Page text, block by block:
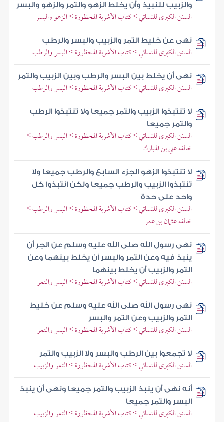
والزبيب للنبيذ وأن يخلط الزهو والتمر والزهو والبسر
السنن الكبرى للنسائي > كتاب الأشربة المحظورة > الزهو والبسر
نهى عن خليط التمر والزبيب والبسر والرطب
السنن الكبرى للنسائي > كتاب الأشربة المحظورة > البسر والرطب
نهى أن يخلط بين البسر والرطب وبين الزبيب والتمر
السنن الكبرى للنسائي > كتاب الأشربة المحظورة > البسر والرطب
لا تنتبذوا الزبيب والتمر جميعا ولا تنتبذوا الرطب
والتمر جميعا
السنن الكبرى للنسائي > كتاب الأشربة المحظورة > البسر والرطب >
خالفه علي بن المبارك
لا تنتبذوا الزهو الجزء السابع والرطب جميعا ولا
تنتبذوا الزبيب والرطب جميعا ولكن انتبذوا كل
واحد على حدة
السنن الكبرى للنسائي > كتاب الأشربة المحظورة > البسر والرطب >
خالفه عثمان بن عمر
نهى رسول الله صلى الله عليه وسلم عن الجر أن
ينبذ فيه وعن التمر والبسر أن يخلط بينهما وعن
التمر والزبيب أن يخلط بينهما
السنن الكبرى للنسائي > كتاب الأشربة المحظورة > البسر والتمر
نهى رسول الله صلى الله عليه وسلم عن خليط
التمر والزبيب وعن التمر والبسر
السنن الكبرى للنسائي > كتاب الأشربة المحظورة > البسر والتمر
لا تجمعوا بين الرطب والبسر ولا الزبيب والتمر
السنن الكبرى للنسائي > كتاب الأشربة المحظورة > التمر والزبيب
أنه نهى أن ينبذ الزبيب والتمر جميعا ونهى أن ينبذ
البسر والتمر جميعا
السنن الكبرى للنسائي > كتاب الأشربة المحظورة > التمر والزبيب